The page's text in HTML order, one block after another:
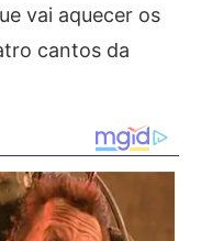
vai aquecer os
cantos da